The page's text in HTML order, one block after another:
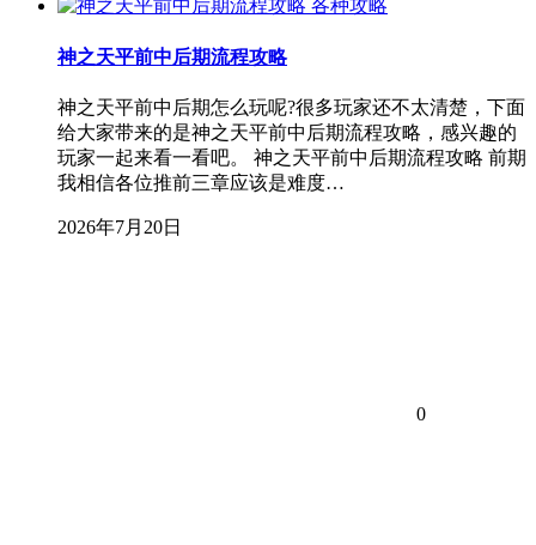
各种攻略
神之天平前中后期流程攻略
神之天平前中后期怎么玩呢?很多玩家还不太清楚，下面
给大家带来的是神之天平前中后期流程攻略，感兴趣的
玩家一起来看一看吧。 神之天平前中后期流程攻略 前期
我相信各位推前三章应该是难度…
2026年7月20日
0